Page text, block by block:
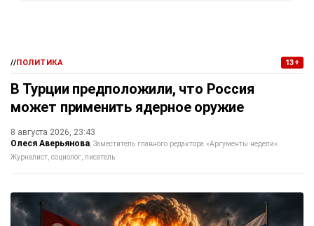
//ПОЛИТИКА 13+
В Турции предположили, что Россия
может применить ядерное оружие
8 августа 2026, 23:43
Олеся Аверьянова Заместитель главного редактора «Аргументы недели».
Журналист, социолог, писатель.